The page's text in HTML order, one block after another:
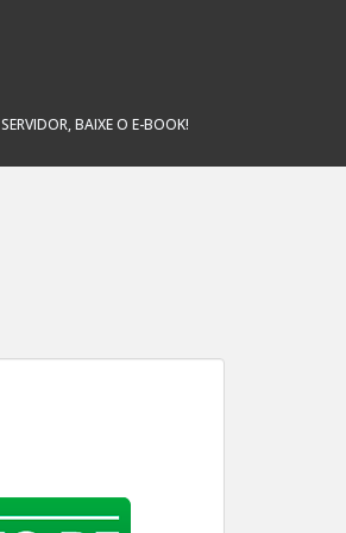
SERVIDOR, BAIXE O E-BOOK!